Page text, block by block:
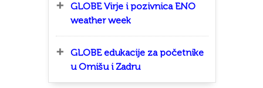
GLOBE Virje i pozivnica ENO
weather week
GLOBE edukacije za početnike
u Omišu i Zadru